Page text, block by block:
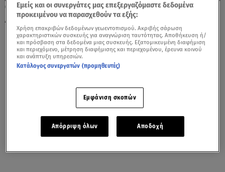
25.09.25, 12:37
Αυτό είναι το «αθάνατο» Skoda Octavia
Εμείς και οι συνεργάτες μας επεξεργαζόμαστε δεδομένα
προκειμένου να παρασχεθούν τα εξής:
Χρήση επακριβών δεδομένων γεωεντοπισμού. Ακριβής σάρωση
χαρακτηριστικών συσκευής για αναγνώριση ταυτότητας. Αποθήκευση ή/
και πρόσβαση στα δεδομένα μιας συσκευής. Εξατομικευμένη διαφήμιση
και περιεχόμενο, μέτρηση διαφήμισης και περιεχομένου, έρευνα κοινού
και ανάπτυξη υπηρεσιών.
Κατάλογος συνεργατών (προμηθευτές)
Εμφάνιση σκοπών
Απόρριψη όλων Αποδοχή